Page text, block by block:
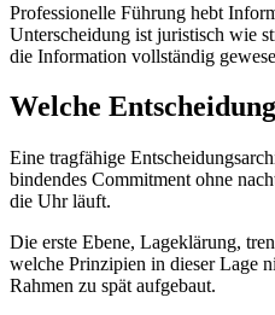
Professionelle Führung hebt
Unterscheidung ist juristisch wie
die Information vollständig
Welche
Eine tragfähige
bindendes Commitment ohne
die Uhr läuft.
Die erste Ebene, Lageklärung,
welche Prinzipien in dieser Lage
Rahmen zu spät aufgebaut.